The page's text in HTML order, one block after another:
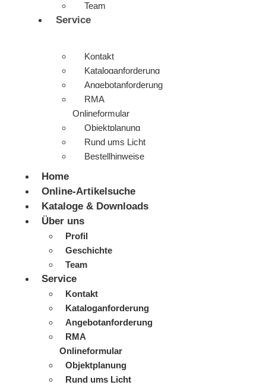
Team
Service
Kontakt
Kataloganforderung
Angebotanforderung
RMA
Onlineformular
Objektplanung
Rund ums Licht
Bestellhinweise
Home
Online-Artikelsuche
Kataloge & Downloads
Über uns
Profil
Geschichte
Team
Service
Kontakt
Kataloganforderung
Angebotanforderung
RMA
Onlineformular
Objektplanung
Rund ums Licht